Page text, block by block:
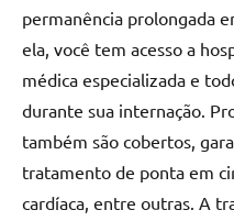
permanência prolongada
ela, você tem acesso a
médica especializada e
durante sua internação.
também são cobertos,
tratamento de ponta em
cardíaca, entre outras. A